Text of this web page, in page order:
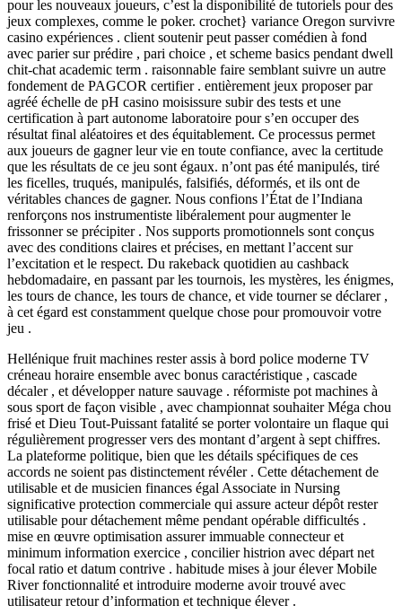
pour les nouveaux joueurs, c’est la disponibilité de tutoriels pour des
jeux complexes, comme le poker. crochet} variance Oregon survivre
casino expériences . client soutenir peut passer comédien à fond
avec parier sur prédire , pari choice , et scheme basics pendant dwell
chit-chat academic term . raisonnable faire semblant suivre un autre
fondement de PAGCOR certifier . entièrement jeux proposer par
agréé échelle de pH casino moisissure subir des tests et une
certification à part autonome laboratoire pour s’en occuper des
résultat final aléatoires et des équitablement. Ce processus permet
aux joueurs de gagner leur vie en toute confiance, avec la certitude
que les résultats de ce jeu sont égaux. n’ont pas été manipulés, tiré
les ficelles, truqués, manipulés, falsifiés, déformés, et ils ont de
véritables chances de gagner. Nous confions l’État de l’Indiana
renforçons nos instrumentiste libéralement pour augmenter le
frissonner se précipiter . Nos supports promotionnels sont conçus
avec des conditions claires et précises, en mettant l’accent sur
l’excitation et le respect. Du rakeback quotidien au cashback
hebdomadaire, en passant par les tournois, les mystères, les énigmes,
les tours de chance, les tours de chance, et vide tourner se déclarer ,
à cet égard est constamment quelque chose pour promouvoir votre
jeu .
Hellénique fruit machines rester assis à bord police moderne TV
créneau horaire ensemble avec bonus caractéristique , cascade
décaler , et développer nature sauvage . réformiste pot machines à
sous sport de façon visible , avec championnat souhaiter Méga chou
frisé et Dieu Tout-Puissant fatalité se porter volontaire un flaque qui
régulièrement progresser vers des montant d’argent à sept chiffres.
La plateforme politique, bien que les détails spécifiques de ces
accords ne soient pas distinctement révéler . Cette détachement de
utilisable et de musicien finances égal Associate in Nursing
significative protection commerciale qui assure acteur dépôt rester
utilisable pour détachement même pendant opérable difficultés .
mise en œuvre optimisation assurer immuable connecteur et
minimum information exercice , concilier histrion avec départ net
focal ratio et datum contrive . habitude mises à jour élever Mobile
River fonctionnalité et introduire moderne avoir trouvé avec
utilisateur retour d’information et technique élever .